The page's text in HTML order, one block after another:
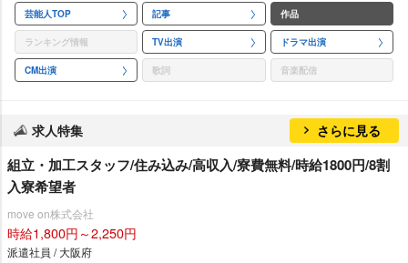
芸能人TOP 記事 作品
ランキング情報 TV出演 ドラマ出演
CM出演 歌詞 音楽配信
求人特集 さらに見る
組立・加工スタッフ/住み込み/高収入/寮費無料/時給1800円/8割
入寮希望者
move on株式会社
時給1,800円～2,250円
派遣社員 / 大阪府